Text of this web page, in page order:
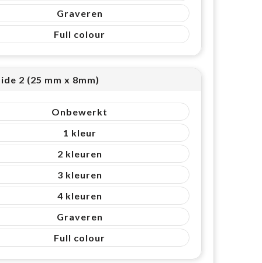
Graveren
Full colour
2 (25 mm x 8mm)
Onbewerkt
1
2
3
4
Graveren
Full colour